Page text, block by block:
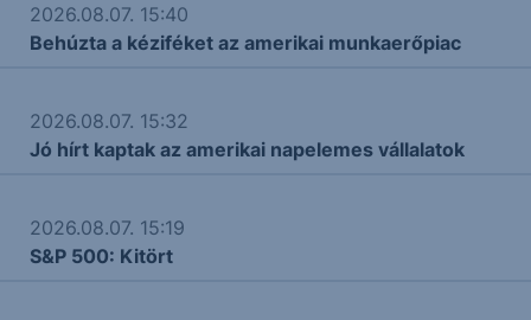
2026.08.07. 15:40
Behúzta a kéziféket az amerikai munkaerőpiac
2026.08.07. 15:32
Jó hírt kaptak az amerikai napelemes vállalatok
2026.08.07. 15:19
S&P 500: Kitört